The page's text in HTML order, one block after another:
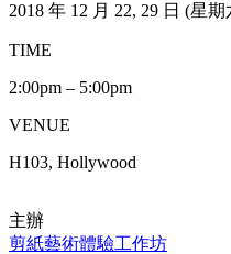
2018 年 12 月 22, 29 日 (星
TIME
2:00pm – 5:00pm
VENUE
H103, Hollywood
主辦
剪紙藝術體驗工作坊